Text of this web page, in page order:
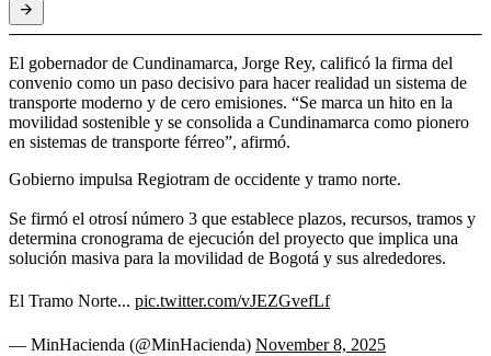
El gobernador de Cundinamarca, Jorge Rey, calificó la firma del
convenio como un paso decisivo para hacer realidad un sistema de
transporte moderno y de cero emisiones. “Se marca un hito en la
movilidad sostenible y se consolida a Cundinamarca como pionero
en sistemas de transporte férreo”, afirmó.
Gobierno impulsa Regiotram de occidente y tramo norte.
Se firmó el otrosí número 3 que establece plazos, recursos, tramos y
determina cronograma de ejecución del proyecto que implica una
solución masiva para la movilidad de Bogotá y sus alrededores.
El Tramo Norte... pic.twitter.com/vJEZGvefLf
— MinHacienda (@MinHacienda) November 8, 2025